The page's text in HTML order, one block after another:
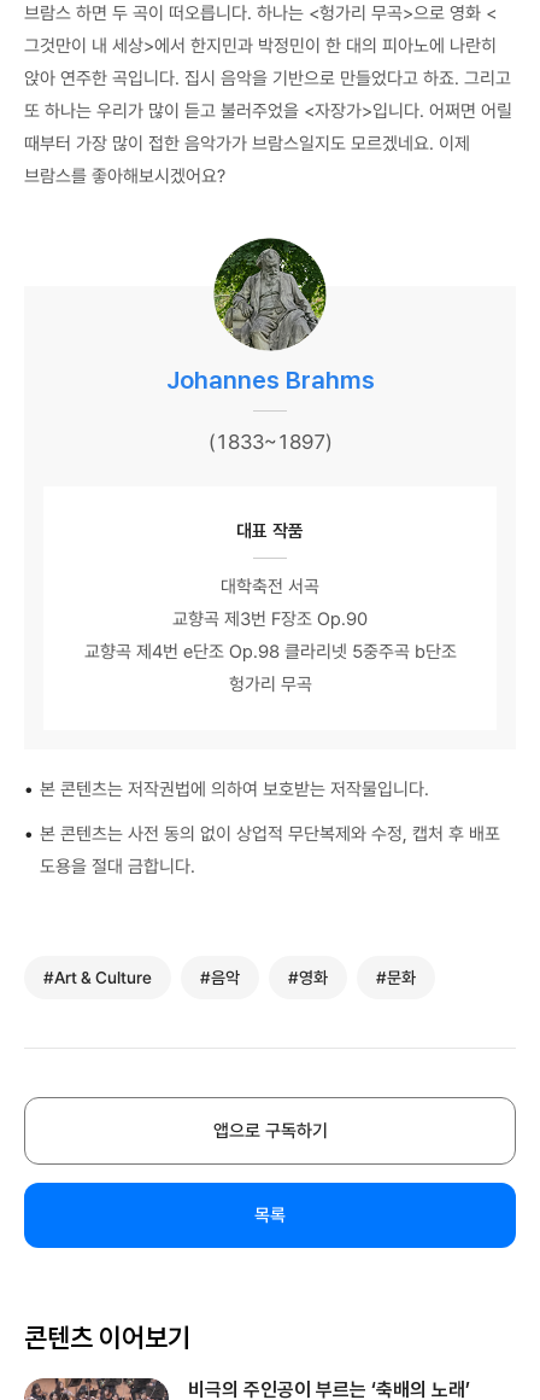
브람스 하면 두 곡이 떠오릅니다. 하나는 <헝가리 무곡>으로 영화 <
그것만이 내 세상>에서 한지민과 박정민이 한 대의 피아노에 나란히
앉아 연주한 곡입니다. 집시 음악을 기반으로 만들었다고 하죠. 그리고
또 하나는 우리가 많이 듣고 불러주었을 <자장가>입니다. 어쩌면 어릴
때부터 가장 많이 접한 음악가가 브람스일지도 모르겠네요. 이제
브람스를 좋아해보시겠어요?
Johannes Brahms
(1833~1897)
대표 작품
대학축전 서곡
교향곡 제3번 F장조 Op.90
교향곡 제4번 e단조 Op.98 클라리넷 5중주곡 b단조
헝가리 무곡
• 본 콘텐츠는 저작권법에 의하여 보호받는 저작물입니다.
• 본 콘텐츠는 사전 동의 없이 상업적 무단복제와 수정, 캡처 후 배포
도용을 절대 금합니다.
#Art & Culture #음악 #영화 #문화
앱으로 구독하기
목록
콘텐츠 이어보기
비극의 주인공이 부르는 ‘축배의 노래’